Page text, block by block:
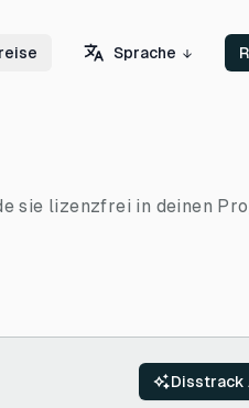
Sprache
sie lizenzfrei in deinen
Disstrack